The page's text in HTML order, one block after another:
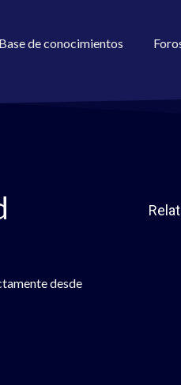
Base de conocimientos
desde